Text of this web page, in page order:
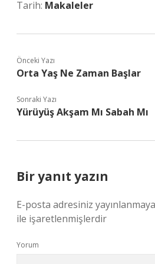
Tarih: Makaleler
Önceki Yazı
Orta Yaş Ne Zaman Başlar
Sonraki Yazı
Yürüyüş Akşam Mı Sabah Mı
Bir yanıt yazın
E-posta adresiniz
ile işaretlenmişlerdir
Yorum